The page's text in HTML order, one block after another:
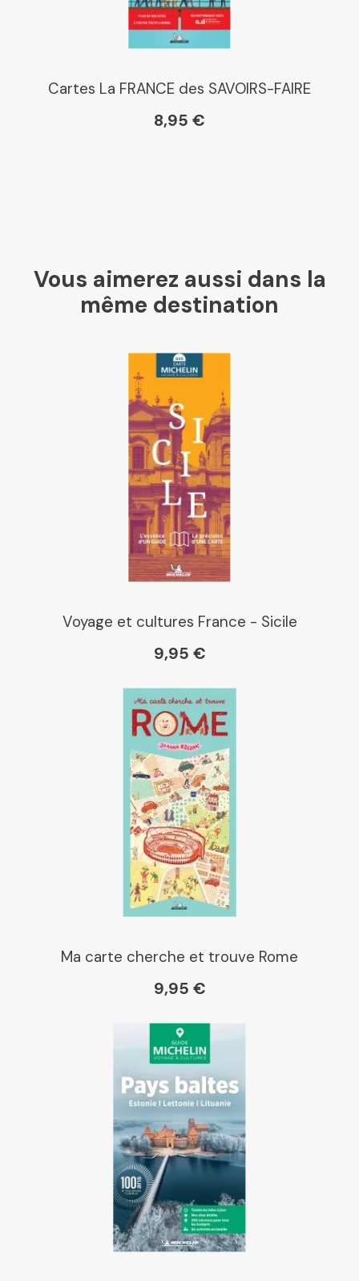
Cartes La FRANCE des SAVOIRS-FAIRE
8,95 €
Vous aimerez aussi dans la
même destination
Voyage et cultures France - Sicile
9,95 €
Ma carte cherche et trouve Rome
9,95 €